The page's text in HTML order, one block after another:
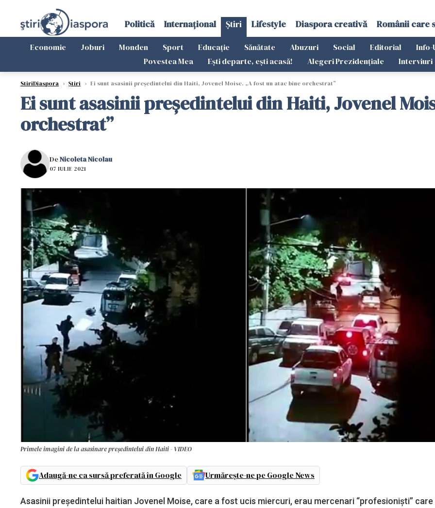
Politică Internațional Știri Lifestyle Diaspora creativă Românii care
Economie Joburi Monden Sport Educație Sănătate Abuzuri Social Editorial Info-
Povestea Mea
Ești departe, ești acasă! Alegeri Prezidențiale Interviuri
StiriDiaspora › Știri › Ei sunt asasinii președintelui din Haiti, Jovenel Moise. „A fost un atac bine orchestrat”
Ei sunt asasinii președintelui din Haiti, Jovenel
orchestrat”
DeNicoleta Nicolau
07 IULIE 2021
Primele imagini de la asasinare președintelui din Haiti - VIDEO
Adaugă-ne ca sursă preferată în Google Urmărește-ne pe Google News
Asasinii preşedintelui haitian Jovenel Moise, care a fost ucis miercuri, erau mercenari “profesionişti”